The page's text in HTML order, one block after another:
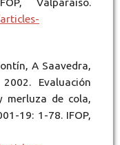
A Saavedra,
Evaluación
merluza de cola,
19: 1-78. IFOP,